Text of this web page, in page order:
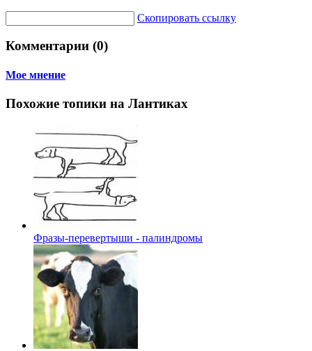
Скопировать ссылку
Комментарии (0)
Мое мнение
Похожие топики на Лантиках
Фразы-перевертыши - палиндромы